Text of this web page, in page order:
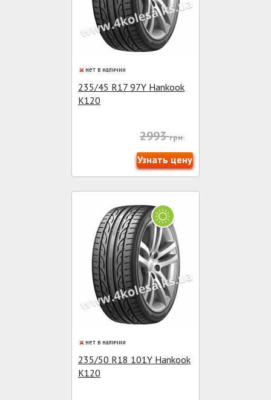
нет в наличии
235/45 R17 97Y Hankook
K120
2993грн.
Узнать цену
нет в наличии
235/50 R18 101Y Hankook
K120